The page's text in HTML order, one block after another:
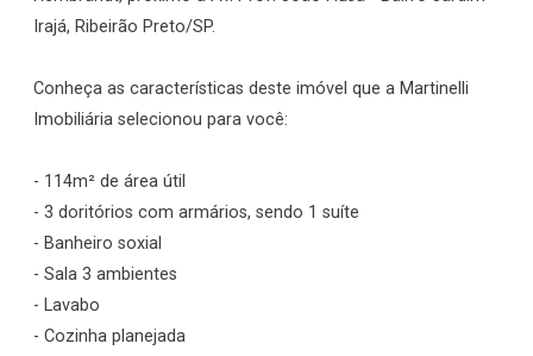
Irajá, Ribeirão Preto/SP.
Conheça as características deste imóvel que a Martinelli
Imobiliária selecionou para você:
- 114m² de área útil
- 3 doritórios com armários, sendo 1 suíte
- Banheiro soxial
- Sala 3 ambientes
- Lavabo
- Cozinha planejada